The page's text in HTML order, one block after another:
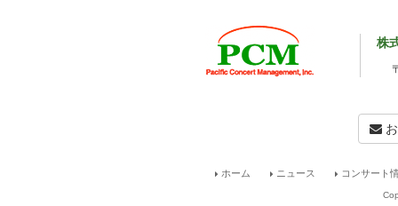
株
ホーム ニュース コンサート